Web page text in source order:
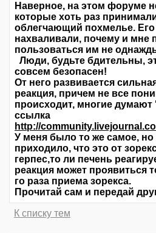
Наверное, на этом форуме
которые хоть раз
облегчающий похмелье. Его
нахваливали, почему и мне
пользоваться им не
Люди, будьте бдительны,
совсем безопасен!
От него развивается
реакция, причем не все
происходит, многие думают
ссылка
http://
У меня было то же самое, но
приходило, что это от
герпес,то ли печень
реакция может проявиться
го раза приема зорекса.
Прочитай сам и передай
К списку тем